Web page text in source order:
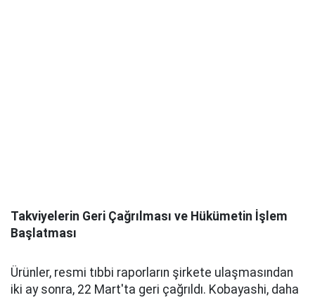
Takviyelerin Geri Çağrılması ve Hükümetin İşlem
Başlatması
Ürünler, resmi tıbbi raporların şirkete ulaşmasından
iki ay sonra, 22 Mart'ta geri çağrıldı. Kobayashi, daha